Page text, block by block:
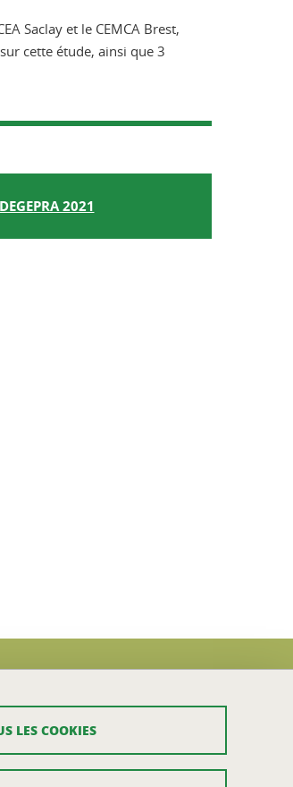
Saclay et le CEMCA Brest,
cette étude, ainsi que 3
2021
LES COOKIES